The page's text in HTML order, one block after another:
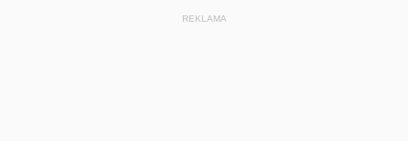
REKLAMA